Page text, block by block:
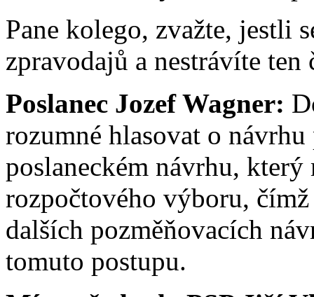
Pane kolego, zvažte, jestli
zpravodajů a nestrávíte
Poslanec Jozef Wagner:
rozumné hlasovat o
poslaneckém návrhu, který
rozpočtového výboru,
dalších pozměňovacích
tomuto postupu.